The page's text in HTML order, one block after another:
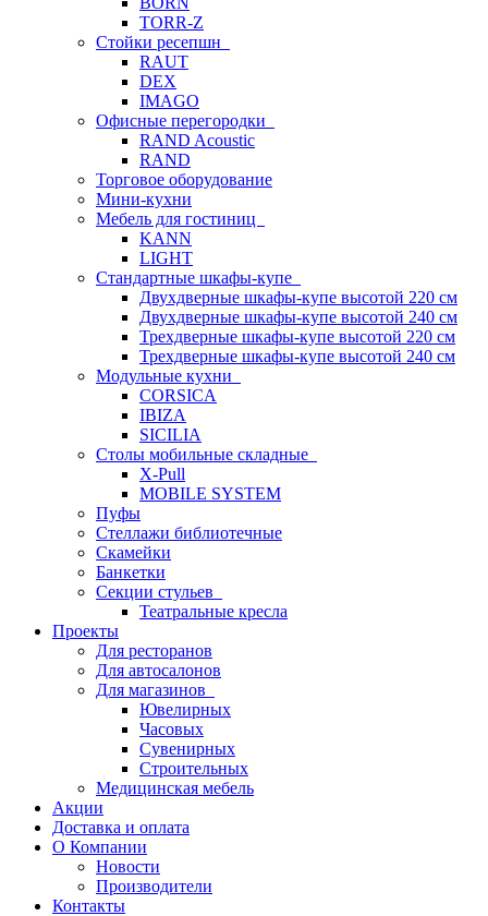
TORR-Z
Стойки ресепшн
RAUT
DEX
IMAGO
Офисные перегородки
RAND Acoustic
RAND
Торговое оборудование
Мини-кухни
Мебель для гостиниц
KANN
LIGHT
Стандартные шкафы-купе
Двухдверные шкафы-купе высотой 220 см
Двухдверные шкафы-купе высотой 240 см
Трехдверные шкафы-купе высотой 220 см
Трехдверные шкафы-купе высотой 240 см
Модульные кухни
CORSICA
IBIZA
SICILIA
Столы мобильные складные
X-Pull
MOBILE SYSTEM
Пуфы
Стеллажи библиотечные
Скамейки
Банкетки
Секции стульев
Театральные кресла
Проекты
Для ресторанов
Для автосалонов
Для магазинов
Ювелирных
Часовых
Сувенирных
Строительных
Медицинская мебель
Акции
Доставка и оплата
О Компании
Новости
Производители
Контакты